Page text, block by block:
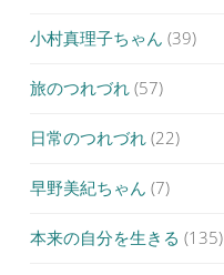
小村真理子ちゃん (39)
旅のつれづれ (57)
日常のつれづれ (22)
早野美紀ちゃん (7)
本来の自分を生きる (135)